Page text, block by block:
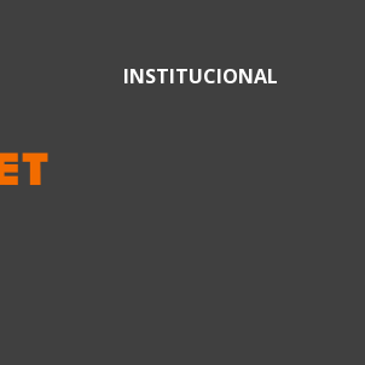
INSTITUCIONAL